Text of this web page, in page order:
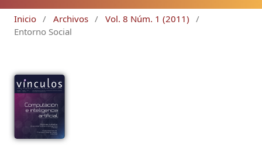
Inicio / Archivos / Vol. 8 Núm. 1 (2011)
/
Entorno Social